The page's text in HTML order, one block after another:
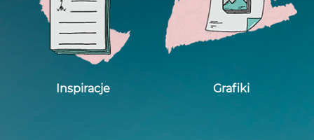
Inspiracje Grafiki